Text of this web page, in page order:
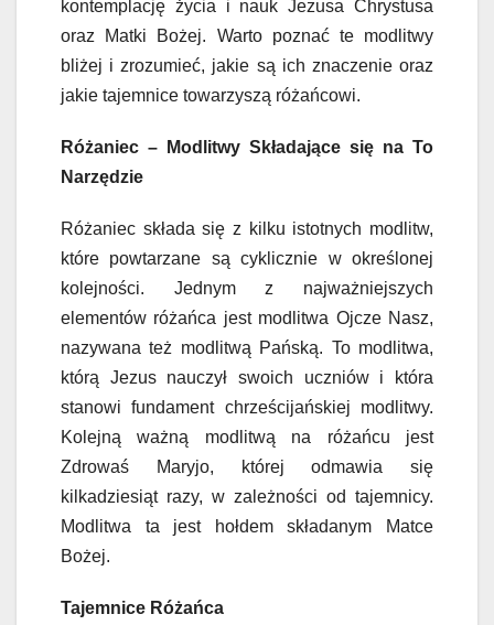
kontemplację życia i nauk Jezusa Chrystusa
oraz Matki Bożej. Warto poznać te modlitwy
bliżej i zrozumieć, jakie są ich znaczenie oraz
jakie tajemnice towarzyszą różańcowi.
Różaniec – Modlitwy Składające się na To
Narzędzie
Różaniec składa się z kilku istotnych modlitw,
które powtarzane są cyklicznie w określonej
kolejności. Jednym z najważniejszych
elementów różańca jest modlitwa Ojcze Nasz,
nazywana też modlitwą Pańską. To modlitwa,
którą Jezus nauczył swoich uczniów i która
stanowi fundament chrześcijańskiej modlitwy.
Kolejną ważną modlitwą na różańcu jest
Zdrowaś Maryjo, której odmawia się
kilkadziesiąt razy, w zależności od tajemnicy.
Modlitwa ta jest hołdem składanym Matce
Bożej.
Tajemnice Różańca